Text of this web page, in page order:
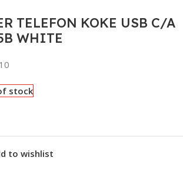
TELEFON KOKE USB C/A
WHITE
stock
to wishlist